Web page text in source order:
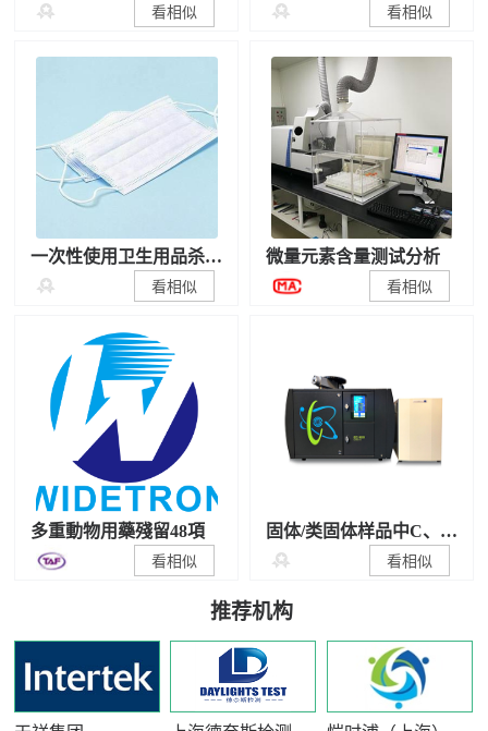
 看相似  看相似
一次性使用卫生用品杀
菌/抑菌性能检测
 看相似
微量元素含量测试分析
看相似
多重動物用藥殘留48項
看相似
固体/类固体样品中C、N
稳定同位素比值测试
 看相似
推荐机构